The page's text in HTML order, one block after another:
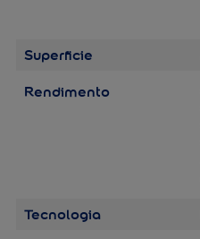
Superficie
Rendimento
Tecnologia